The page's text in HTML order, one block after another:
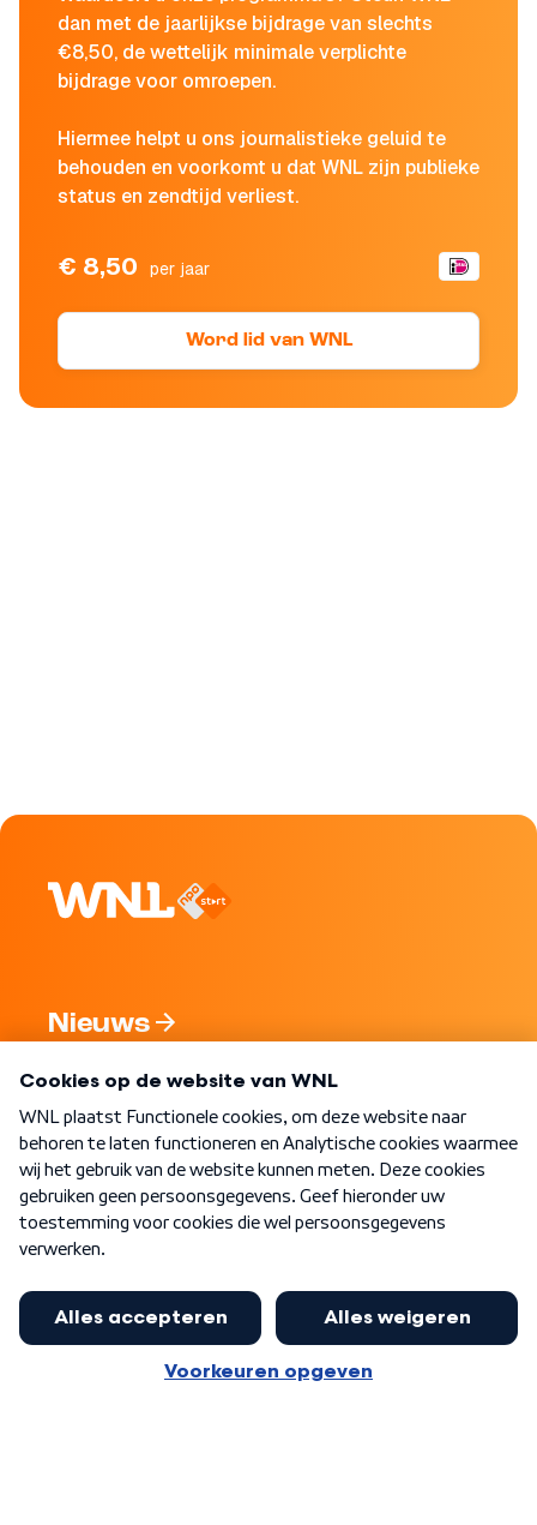
dan met de jaarlijkse bijdrage van slechts
€8,50, de wettelijk minimale verplichte
bijdrage voor omroepen.
Hiermee helpt u ons journalistieke geluid te
behouden en voorkomt u dat WNL zijn publieke
status en zendtijd verliest.
€ 8,50 per jaar
Word lid van WNL
Nieuws
Nieuwsbrief
Word Lid